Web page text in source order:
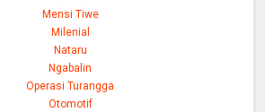
Mensi Tiwe
Milenial
Nataru
Ngabalin
Operasi Turangga
Otomotif